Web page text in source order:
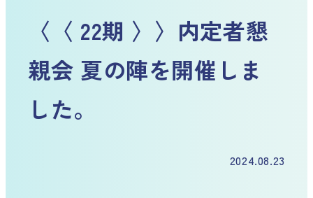
〈〈 22期 〉〉内定者懇
親会 夏の陣を開催しま
した。
2024.08.23